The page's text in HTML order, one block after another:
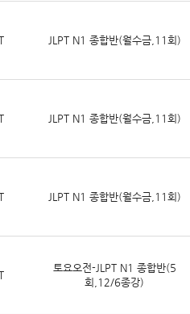
JLPT N1 종합반(월수금,11회)
JLPT N1 종합반(월수금,11회)
JLPT N1 종합반(월수금,11회)
토요오전-JLPT N1 종합반(5
회,12/6종강)